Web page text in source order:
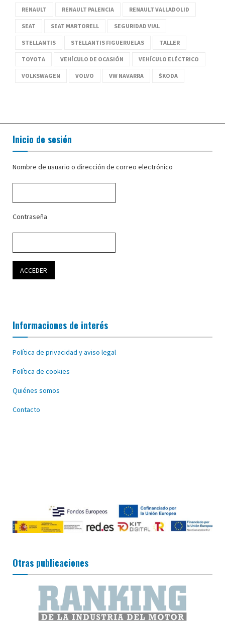
RENAULT RENAULT PALENCIA RENAULT VALLADOLID
SEAT SEAT MARTORELL SEGURIDAD VIAL
STELLANTIS STELLANTIS FIGUERUELAS TALLER
TOYOTA VEHÍCULO DE OCASIÓN VEHÍCULO ELÉCTRICO
VOLKSWAGEN VOLVO VW NAVARRA ŠKODA
Inicio de sesión
Nombre de usuario o dirección de correo electrónico
Contraseña
Informaciones de interés
Política de privacidad y aviso legal
Política de cookies
Quiénes somos
Contacto
Otras publicaciones